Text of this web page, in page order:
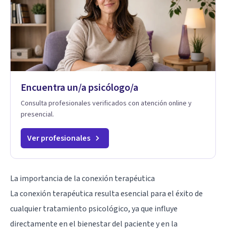
Encuentra un/a psicólogo/a
Consulta profesionales verificados con atención online y
presencial.
Ver profesionales
La importancia de la conexión terapéutica
La conexión terapéutica resulta esencial para el éxito de
cualquier tratamiento psicológico, ya que influye
directamente en el bienestar del paciente y en la